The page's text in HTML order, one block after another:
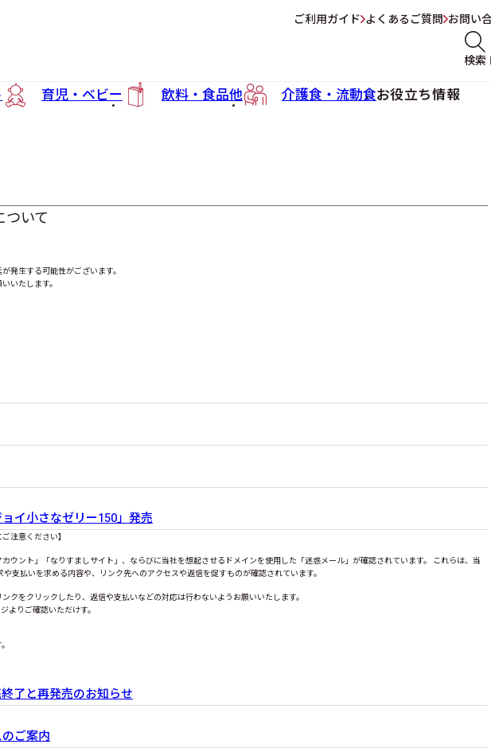
ご利用ガイド よくあるご質問 お問い
検索
育児・ベビー 飲料・食品他 介護食・流動食お役立ち情報
いて
発生する可能性がございます。
いたします。
イ小さなゼリー150」発売
注意ください】
ウント」「なりすましサイト」、ならびに当社を想起させるドメインを使用した「迷惑メール」が確認されています。 これらは、当
支払いを求める内容や、リンク先へのアクセスや返信を促すものが確認されています。
をクリックしたり、返信や支払いなどの対応は行わないようお願いいたします。
よりご確認いただけす。
十分ご注意いただきますようお願い申し上げます。
了と再発売のお知らせ
ご案内